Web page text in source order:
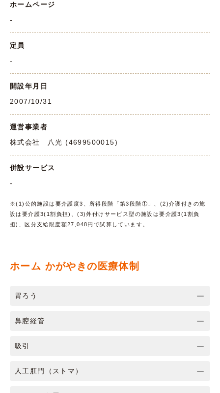
ホームページ
-
定員
-
開設年月日
2007/10/31
運営事業者
株式会社 八光 (4699500015)
併設サービス
-
※(1)公的施設は要介護度3、所得段階「第3段階①」、(2)介護付きの施
設は要介護3(1割負担)、(3)外付けサービス型の施設は要介護3(1割負
担)、区分支給限度額27,048円で試算しています。
ホーム かがやきの医療体制
胃ろう
鼻腔経管
吸引
人工肛門（ストマ）